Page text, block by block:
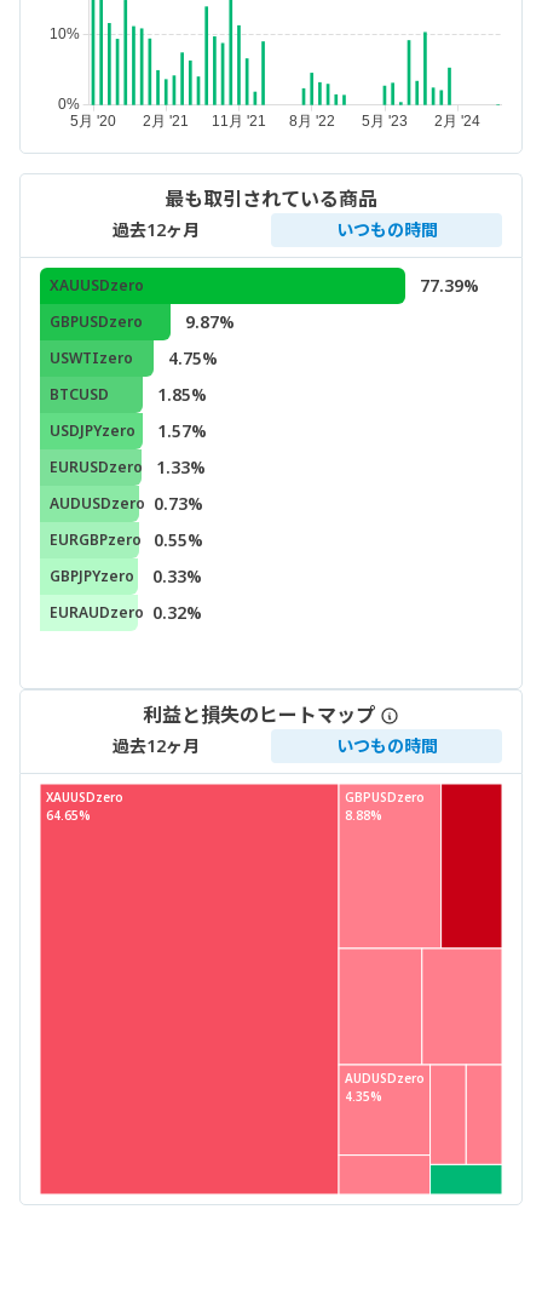
最も取引されている商品
過去12ヶ月 いつもの時間
XAUUSDzero 77.39%
GBPUSDzero 9.87%
USWTIzero 4.75%
BTCUSD 1.85%
USDJPYzero 1.57%
EURUSDzero 1.33%
AUDUSDzero 0.73%
EURGBPzero 0.55%
GBPJPYzero 0.33%
EURAUDzero 0.32%
利益と損失のヒートマップ
過去12ヶ月 いつもの時間
XAUUSDzero GBPUSDzero
AUDUSDzero
64.65% 8.88%
4.35%